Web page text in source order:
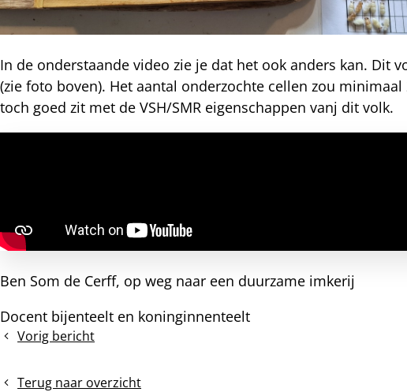
In de onderstaande video zie je dat het ook anders kan. Dit
(zie foto boven). Het aantal onderzochte cellen zou
toch goed zit met de VSH/SMR eigenschappen vanj dit volk.
Ben Som de Cerff, op weg naar een duurzame imkerij
Docent bijenteelt en koninginnenteelt
Vorig bericht
Honingbijen
de Terug naar overzicht